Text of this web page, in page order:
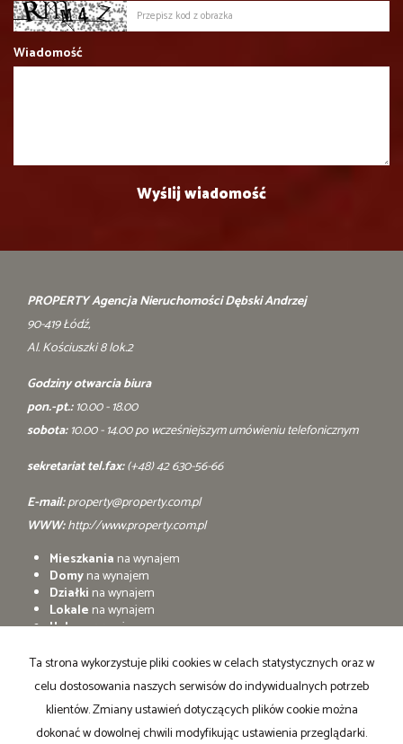
Wiadomość
PROPERTY Agencja Nieruchomości Dębski Andrzej
90-419 Łódź,
Al. Kościuszki 8 lok.2
Godziny otwarcia biura
pon.-pt.:10.00 - 18.00
sobota:10.00 - 14.00 po wcześniejszym umówieniu telefonicznym
sekretariat tel.fax:(+48) 42 630-56-66
E-mail:property@property.com.pl
WWW:http://www.property.com.pl
Mieszkania na wynajem
Domyna wynajem
Działki na wynajem
Lokale na wynajem
Halena wynajem
Mieszkania
na sprzedaż
Domyna sprzedaż
Działkina sprzedaż
Lokalena sprzedaż
Ta strona wykorzystuje pliki cookies w celach statystycznych oraz w
celu dostosowania naszych serwisów do indywidualnych potrzeb
klientów. Zmiany ustawień dotyczących plików cookie można
dokonać w dowolnej chwili modyfikując ustawienia przeglądarki.